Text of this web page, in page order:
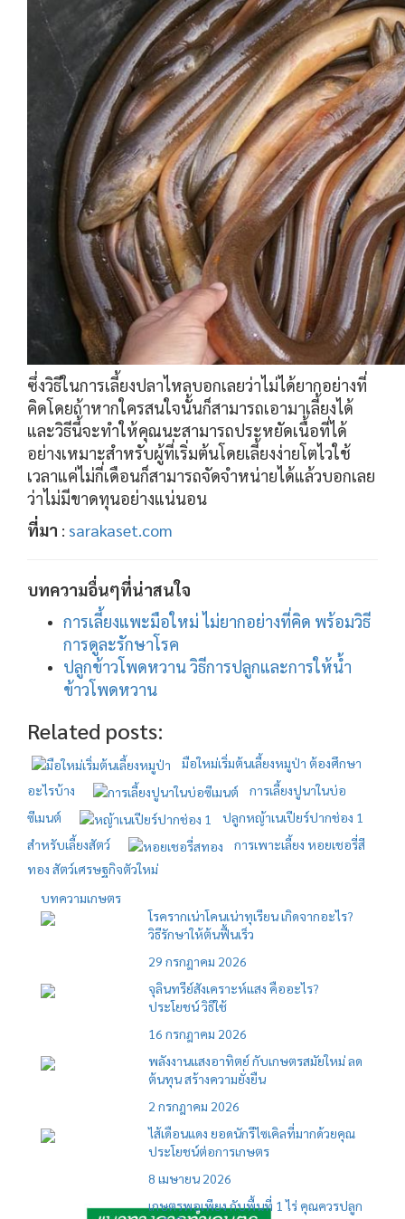
ซึ่งวิธีในการเลี้ยงปลาไหลบอกเลยว่าไม่ได้ยากอย่างที่
คิดโดยถ้าหากใครสนใจนั้นก็สามารถเอามาเลี้ยงได้
และวิธีนี้จะทำให้คุณนะสามารถประหยัดเนื้อที่ได้
อย่างเหมาะสำหรับผู้ที่เริ่มต้นโดยเลี้ยงง่ายโตไวใช้
เวลาแค่ไม่กี่เดือนก็สามารถจัดจำหน่ายได้แล้วบอกเลย
ว่าไม่มีขาดทุนอย่างแน่นอน
ที่มา : sarakaset.com
บทความอื่นๆที่น่าสนใจ
การเลี้ยงแพะมือใหม่ ไม่ยากอย่างที่คิด พร้อมวิธี
การดูละรักษาโรค
ปลูกข้าวโพดหวาน วิธีการปลูกและการให้น้ำ
ข้าวโพดหวาน
Related posts:
มือใหม่เริ่มต้นเลี้ยงหมูป่า ต้องศึกษา
อะไรบ้าง
การเลี้ยงปูนาในบ่อ
ซีเมนต์
ปลูกหญ้าเนเปียร์ปากช่อง 1
สำหรับเลี้ยงสัตว์
การเพาะเลี้ยง หอยเชอรี่สี
ทอง สัตว์เศรษฐกิจตัวใหม่
บทความเกษตร
โรครากเน่าโคนเน่าทุเรียน เกิดจากอะไร?
วิธีรักษาให้ต้นฟื้นเร็ว
29 กรกฎาคม 2026
จุลินทรีย์สังเคราะห์แสง คืออะไร?
ประโยชน์ วิธีใช้
16 กรกฎาคม 2026
พลังงานแสงอาทิตย์ กับเกษตรสมัยใหม่ ลด
ต้นทุน สร้างความยั่งยืน
2 กรกฎาคม 2026
ไส้เดือนแดง ยอดนักรีไซเคิลที่มากด้วยคุณ
ประโยชน์ต่อการเกษตร
8 เมษายน 2026
เกษตรพอเพียง กับพื้นที่ 1 ไร่ คุณควรปลูก